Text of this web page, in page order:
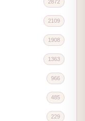
2872
2109
1908
1363
966
485
229